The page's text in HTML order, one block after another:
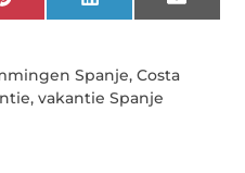
PinterestLinkedInEmail
Spanje, Costa
, vakantie Spanje